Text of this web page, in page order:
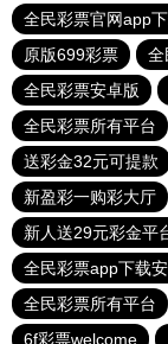
全民彩票官网app
原版699彩票
全
全民彩票安卓版
全民彩票所有平台
送彩金32元可提款
新盈彩一购彩大厅
新人送29元彩金平
全民彩票app下载
全民彩票所有平台
6f彩票welcome